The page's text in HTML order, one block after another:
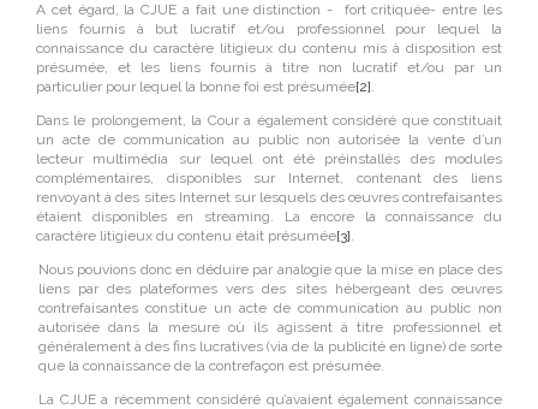
A cet égard, la CJUE a fait une distinction - fort critiquée- entre les
liens fournis à but lucratif et/ou professionnel pour lequel la
connaissance du caractère litigieux du contenu mis à disposition est
présumée, et les liens fournis à titre non lucratif et/ou par un
particulier pour lequel la bonne foi est présumée[2].
Dans le prolongement, la Cour a également considéré que constituait
un acte de communication au public non autorisée la vente d’un
lecteur multimédia sur lequel ont été préinstallés des modules
complémentaires, disponibles sur Internet, contenant des liens
renvoyant à des sites Internet sur lesquels des œuvres contrefaisantes
étaient disponibles en streaming. La encore la connaissance du
caractère litigieux du contenu était présumée[3].
Nous pouvions donc en déduire par analogie que la mise en place des
liens par des plateformes vers des sites hébergeant des œuvres
contrefaisantes constitue un acte de communication au public non
autorisée dans la mesure où ils agissent à titre professionnel et
généralement à des fins lucratives (via de la publicité en ligne) de sorte
que la connaissance de la contrefaçon est présumée.
La CJUE a récemment considéré qu’avaient également connaissance